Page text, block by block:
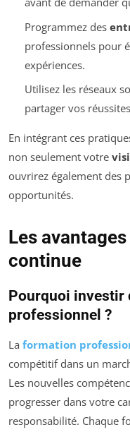
Programmez des
professionnels pour
expériences.
Utilisez les réseaux
partager vos
En intégrant ces
non seulement votre
ouvrirez également des
opportunités.
Les
continue
Pourquoi investir
professionnel ?
La formation
compétitif dans un
Les nouvelles
progresser dans votre
responsabilité. Chaque